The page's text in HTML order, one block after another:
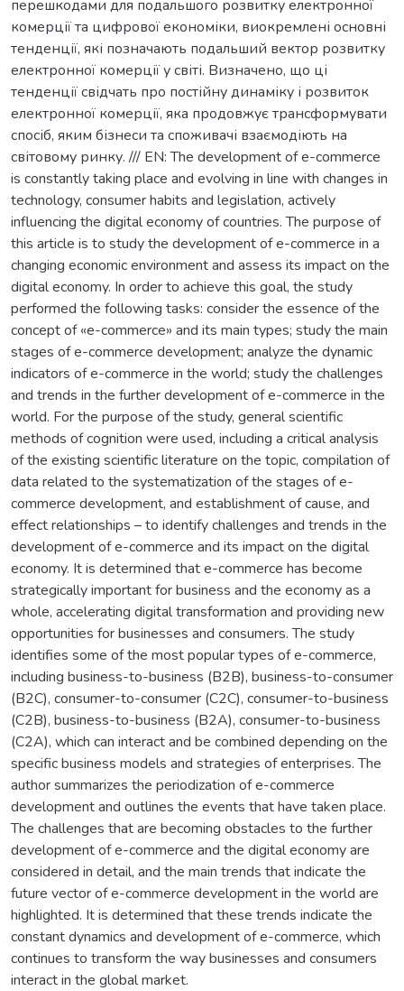
перешкодами для подальшого розвитку електронної
комерції та цифрової економіки, виокремлені основні
тенденції, які позначають подальший вектор розвитку
електронної комерції у світі. Визначено, що ці
тенденції свідчать про постійну динаміку і розвиток
електронної комерції, яка продовжує трансформувати
спосіб, яким бізнеси та споживачі взаємодіють на
світовому ринку. /// EN: The development of e-commerce
is constantly taking place and evolving in line with changes in
technology, consumer habits and legislation, actively
influencing the digital economy of countries. The purpose of
this article is to study the development of e-commerce in a
changing economic environment and assess its impact on the
digital economy. In order to achieve this goal, the study
performed the following tasks: consider the essence of the
concept of «e-commerce» and its main types; study the main
stages of e-commerce development; analyze the dynamic
indicators of e-commerce in the world; study the challenges
and trends in the further development of e-commerce in the
world. For the purpose of the study, general scientific
methods of cognition were used, including a critical analysis
of the existing scientific literature on the topic, compilation of
data related to the systematization of the stages of e-
commerce development, and establishment of cause, and
effect relationships – to identify challenges and trends in the
development of e-commerce and its impact on the digital
economy. It is determined that e-commerce has become
strategically important for business and the economy as a
whole, accelerating digital transformation and providing new
opportunities for businesses and consumers. The study
identifies some of the most popular types of e-commerce,
including business-to-business (B2B), business-to-consumer
(B2C), consumer-to-consumer (C2C), consumer-to-business
(C2B), business-to-business (B2A), consumer-to-business
(C2A), which can interact and be combined depending on the
specific business models and strategies of enterprises. The
author summarizes the periodization of e-commerce
development and outlines the events that have taken place.
The challenges that are becoming obstacles to the further
development of e-commerce and the digital economy are
considered in detail, and the main trends that indicate the
future vector of e-commerce development in the world are
highlighted. It is determined that these trends indicate the
constant dynamics and development of e-commerce, which
continues to transform the way businesses and consumers
interact in the global market.